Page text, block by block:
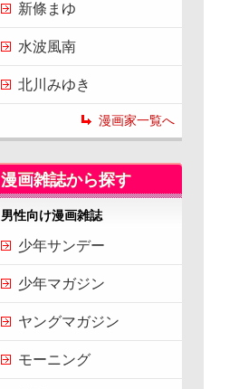
新條まゆ
水波風南
北川みゆき
漫画家一覧へ
漫画雑誌から探す
男性向け漫画雑誌
少年サンデー
少年マガジン
ヤングマガジン
モーニング